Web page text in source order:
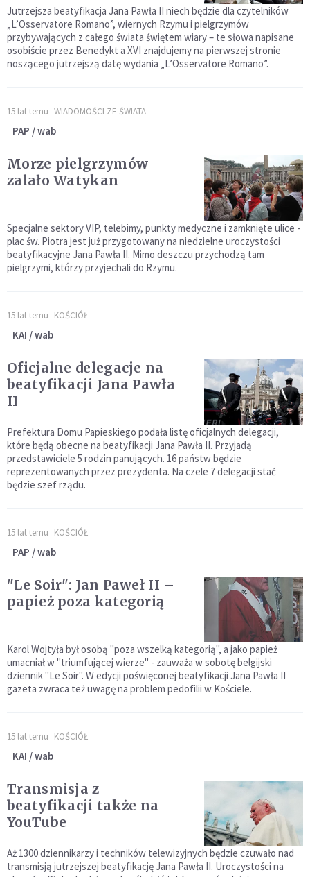
Jutrzejsza beatyfikacja Jana Pawła II niech będzie dla czytelników
„L’Osservatore Romano”, wiernych Rzymu i pielgrzymów
przybywających z całego świata świętem wiary – te słowa napisane
osobiście przez Benedykt a XVI znajdujemy na pierwszej stronie
noszącego jutrzejszą datę wydania „L’Osservatore Romano”.
15 lat temu WIADOMOŚCI ZE ŚWIATA
PAP / wab
Morze pielgrzymów
zalało Watykan
Specjalne sektory VIP, telebimy, punkty medyczne i zamknięte ulice -
plac św. Piotra jest już przygotowany na niedzielne uroczystości
beatyfikacyjne Jana Pawła II. Mimo deszczu przychodzą tam
pielgrzymi, którzy przyjechali do Rzymu.
15 lat temu KOŚCIÓŁ
KAI / wab
Oficjalne delegacje na
beatyfikacji Jana Pawła
II
Prefektura Domu Papieskiego podała listę oficjalnych delegacji,
które będą obecne na beatyfikacji Jana Pawła II. Przyjadą
przedstawiciele 5 rodzin panujących. 16 państw będzie
reprezentowanych przez prezydenta. Na czele 7 delegacji stać
będzie szef rządu.
15 lat temu KOŚCIÓŁ
PAP / wab
"Le Soir": Jan Paweł II –
papież poza kategorią
Karol Wojtyła był osobą "poza wszelką kategorią", a jako papież
umacniał w "triumfującej wierze" - zauważa w sobotę belgijski
dziennik "Le Soir". W edycji poświęconej beatyfikacji Jana Pawła II
gazeta zwraca też uwagę na problem pedofilii w Kościele.
15 lat temu KOŚCIÓŁ
KAI / wab
Transmisja z
beatyfikacji także na
YouTube
Aż 1300 dziennikarzy i techników telewizyjnych będzie czuwało nad
transmisją jutrzejszej beatyfikację Jana Pawła II. Uroczystości na